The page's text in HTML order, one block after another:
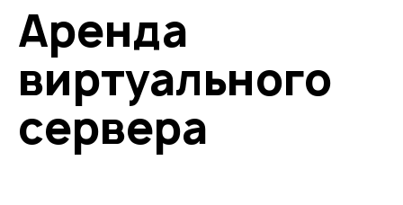
Аренда
виртуального
сервера